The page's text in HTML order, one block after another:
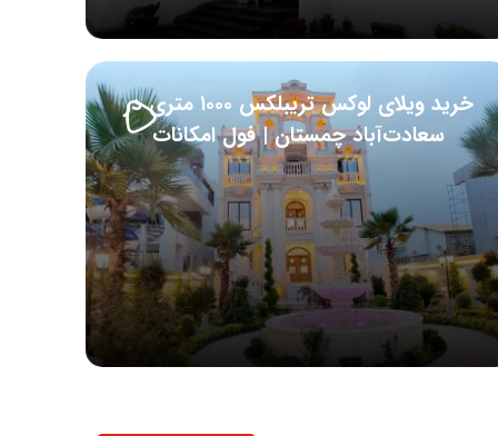
خرید ویلای لوکس تریبلکس ۱۰۰۰ متری در
سعادت‌آباد چمستان | فول امکانات